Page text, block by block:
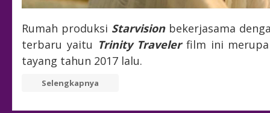
Rumah produksi Starvisionbekerjasama
terbaru yaitu Trinity Travelerfilm ini
tayang tahun 2017 lalu.
Selengkapnya